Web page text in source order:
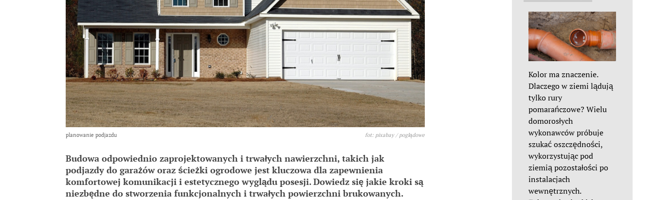
planowanie podjazdu fot: pixabay / poglądowe
Budowa odpowiednio zaprojektowanych i trwałych nawierzchni, takich jak
podjazdy do garażów oraz ścieżki ogrodowe jest kluczowa dla zapewnienia
komfortowej komunikacji i estetycznego wyglądu posesji. Dowiedz się jakie kroki są
niezbędne do stworzenia funkcjonalnych i trwałych powierzchni brukowanych.
Kolor ma znaczenie.
Dlaczego w ziemi lądują
tylko rury
pomarańczowe? Wielu
domorosłych
wykonawców próbuje
szukać oszczędności,
wykorzystując pod
ziemią pozostałości po
instalacjach
wewnętrznych.